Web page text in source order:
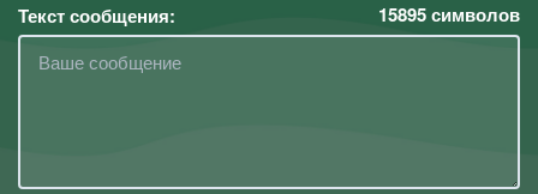
Текст сообщения: 15895символов